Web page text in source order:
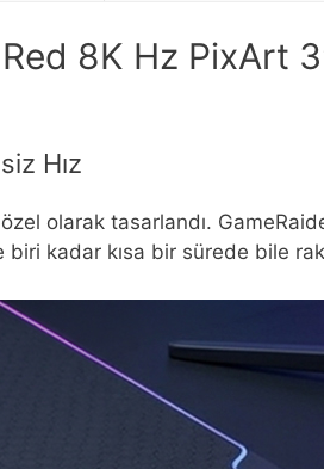
8K Hz PixArt
Hız
olarak tasarlandı.
kadar kısa bir sürede bile